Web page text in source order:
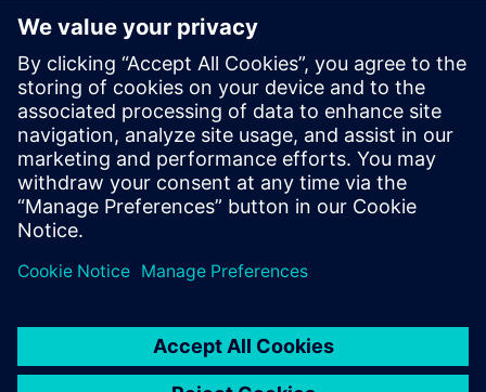
Nema podrške za Internet Explorer ≤11
Podržani su Edge, Chrome, Firefox, Safari (najnovije verzije)
Potrebno je najmanje 4 VCPU-a i 32 GB RAM-a
10 GB prostora za pohranu namijenjeno anexio®
1 TB prostora za pohranu namijenjeno anexio® DB
Radni način rada obavezan za sve sustave
10 GB prostora za pohranu namijenjeno anexio® softveru